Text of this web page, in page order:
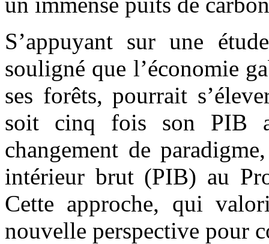
‎‎S’appuyant sur une
souligné que l’économie
ses forêts, pourrait
soit cinq fois son PIB
changement de
intérieur brut (PIB) au
Cette approche, qui
nouvelle perspective pour